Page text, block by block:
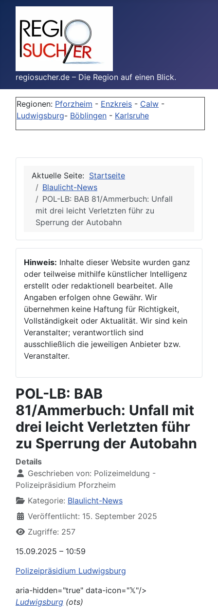
regiosucher.de – Die Region auf einen Blick.
Regionen: Pforzheim - Enzkreis - Calw -
Ludwigsburg- Böblingen - Karlsruhe
Aktuelle Seite: Startseite
Blaulicht-News
POL-LB: BAB 81/Ammerbuch: Unfall
mit drei leicht Verletzten führ zu
Sperrung der Autobahn
Hinweis: Inhalte dieser Website wurden ganz
oder teilweise mithilfe künstlicher Intelligenz
erstellt oder redaktionell bearbeitet. Alle
Angaben erfolgen ohne Gewähr. Wir
übernehmen keine Haftung für Richtigkeit,
Vollständigkeit oder Aktualität. Wir sind kein
Veranstalter; verantwortlich sind
ausschließlich die jeweiligen Anbieter bzw.
Veranstalter.
POL-LB: BAB
81/Ammerbuch: Unfall mit
drei leicht Verletzten führ
zu Sperrung der Autobahn
Details
Geschrieben von: Polizeimeldung -
Polizeipräsidium Pforzheim
Kategorie: Blaulicht-News
Veröffentlicht: 15. September 2025
Zugriffe: 257
15.09.2025 – 10:59
Polizeipräsidium Ludwigsburg
aria-hidden="true" data-icon="𝕏"/>
Ludwigsburg (ots)